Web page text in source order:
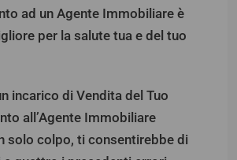
ad un Agente Immobiliare è
per la salute tua e del tuo
incarico di Vendita del Tuo
all’Agente Immobiliare
solo colpo, ti consentirebbe di